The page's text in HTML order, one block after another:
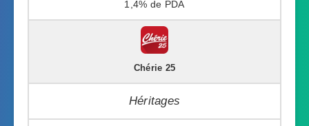
1,4%
Chérie 25
Héritages